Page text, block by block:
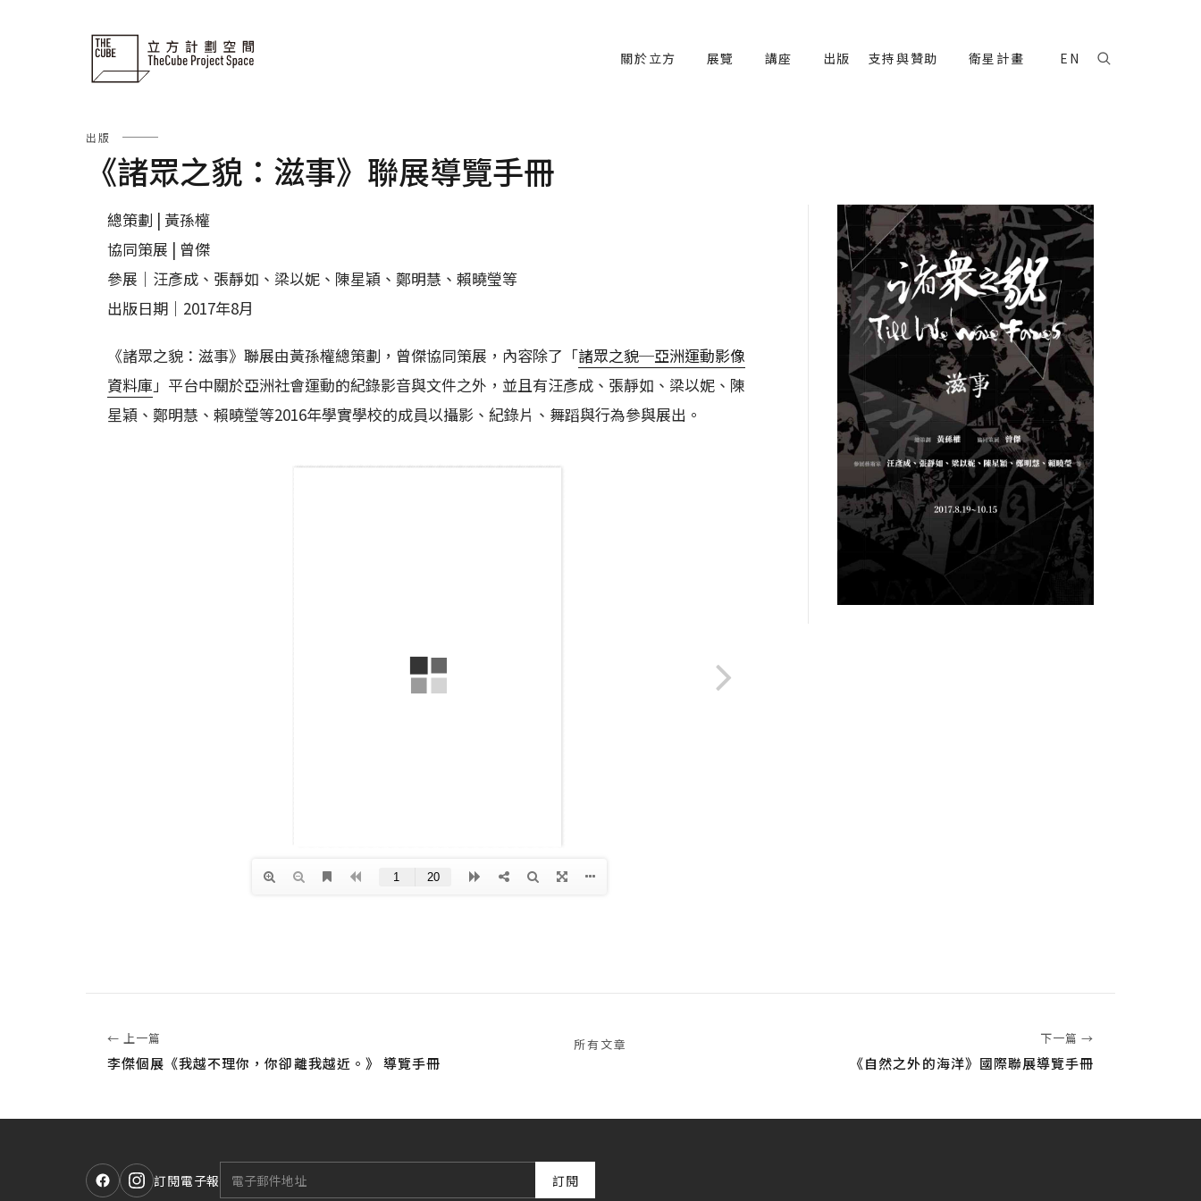
關於立方 展覽 講座 出版 支持與贊助 衛星計畫 EN
出版
《諸眾之貌：滋事》聯展導覽手冊
總策劃 | 黃孫權
協同策展 | 曾傑
參展｜汪彥成、張靜如、梁以妮、陳星穎、鄭明慧、賴曉瑩等
出版日期｜2017年8月
《諸眾之貌：滋事》聯展由黃孫權總策劃，曾傑協同策展，內容除了「諸眾之貌─亞洲運動影像
資料庫 」平台中關於亞洲社會運動的紀錄影音與文件之外，並且有汪彥成、張靜如、梁以妮、陳
星穎、鄭明慧、賴曉瑩等2016年學實學校的成員以攝影、紀錄片、舞蹈與行為參與展出。
← 上一篇
李傑個展《我越不理你，你卻離我越近。》 導覽手冊
所有文章 下一篇 →
《自然之外的海洋》國際聯展導覽手冊
訂閱電子報 訂閱